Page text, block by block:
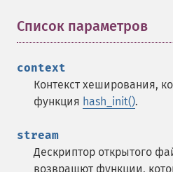
Список параметров
context
Контекст хеширования,
функция hash_init().
stream
Дескриптор открытого
возвращют функции,